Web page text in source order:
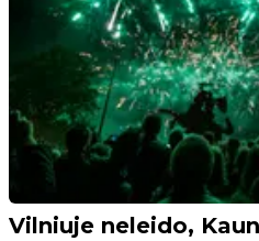
Vilniuje neleido,